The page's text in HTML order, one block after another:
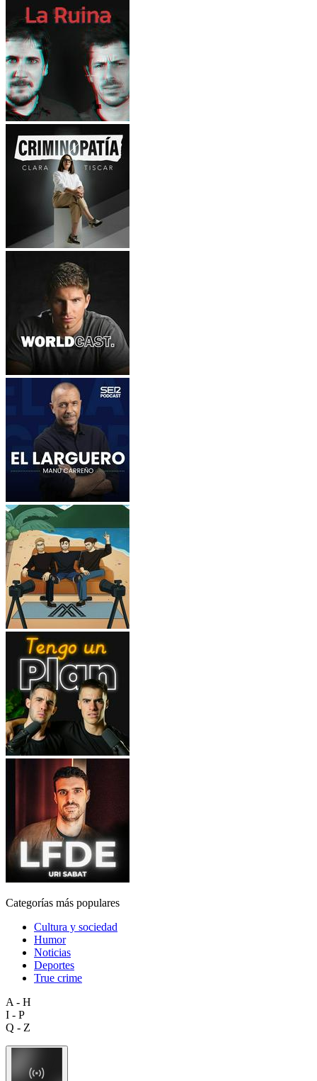
Categorías más populares
Cultura y sociedad
Humor
Noticias
Deportes
True crime
A - H
I - P
Q - Z